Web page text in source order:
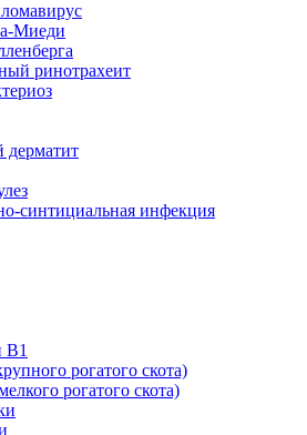
Миеди
ринотрахеит
дерматит
синтициальная инфекция
В1
рогатого скота)
рогатого скота)